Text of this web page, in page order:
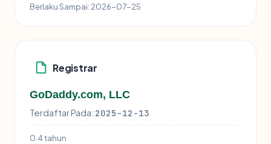
Berlaku Sampai: 2026-07-25
Registrar
GoDaddy.com, LLC
Terdaftar Pada: 2025-12-13
0.4 tahun